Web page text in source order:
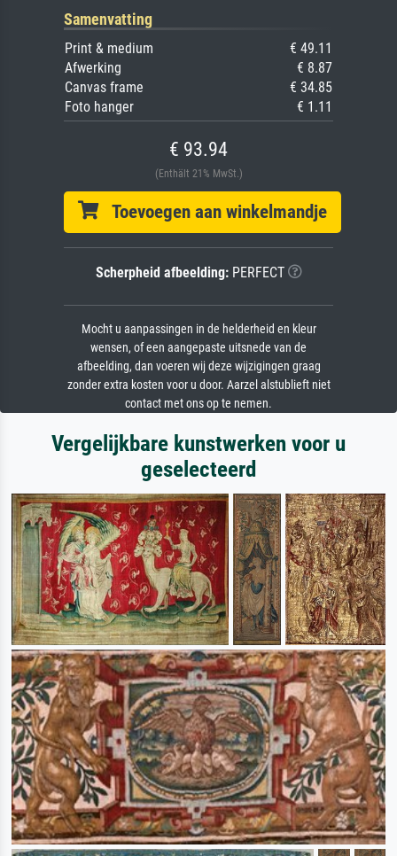
Samenvatting
Print & medium
€ 49.11
Afwerking
€ 8.87
Canvas frame
€ 34.85
Foto hanger
€ 1.11
€ 93.94
(Enthält 21% MwSt.)
Toevoegen aan winkelmandje
Scherpheid afbeelding:PERFECT
Mocht u aanpassingen in de helderheid en kleur
wensen, of een aangepaste uitsnede van de
afbeelding, dan voeren wij deze wijzigingen graag
zonder extra kosten voor u door. Aarzel alstublieft niet
contact met ons op te nemen.
Vergelijkbare kunstwerken voor u
geselecteerd